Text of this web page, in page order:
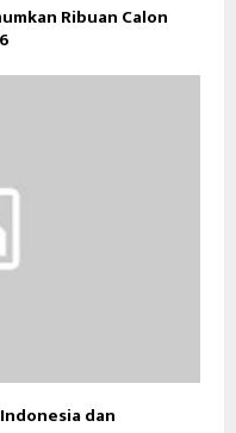
Ribuan Calon
dan